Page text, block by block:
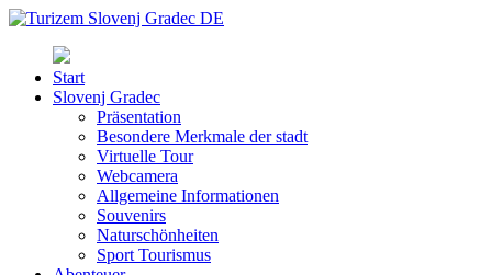
Start
Slovenj Gradec
Präsentation
Besondere Merkmale der stadt
Virtuelle Tour
Webcamera
Allgemeine Informationen
Souvenirs
Naturschönheiten
Sport Tourismus